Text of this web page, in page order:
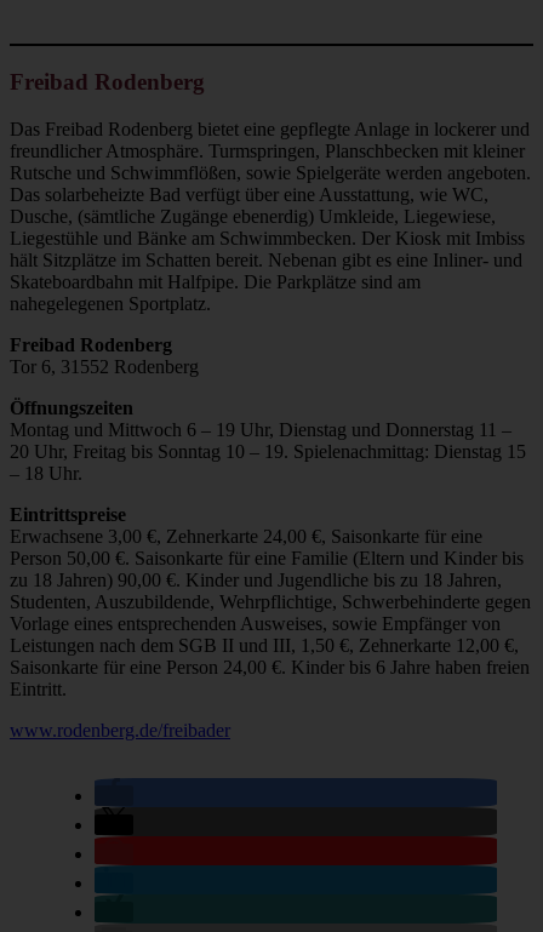
Freibad Rodenberg
Das Freibad Rodenberg bietet eine gepflegte Anlage in lockerer und
freundlicher Atmosphäre. Turmspringen, Planschbecken mit kleiner
Rutsche und Schwimmflößen, sowie Spielgeräte werden angeboten.
Das solarbeheizte Bad verfügt über eine Ausstattung, wie WC,
Dusche, (sämtliche Zugänge ebenerdig) Umkleide, Liegewiese,
Liegestühle und Bänke am Schwimmbecken. Der Kiosk mit Imbiss
hält Sitzplätze im Schatten bereit. Nebenan gibt es eine Inliner- und
Skateboardbahn mit Halfpipe. Die Parkplätze sind am
nahegelegenen Sportplatz.
Freibad Rodenberg
Tor 6, 31552 Rodenberg
Öffnungszeiten
Montag und Mittwoch 6 – 19 Uhr, Dienstag und Donnerstag 11 –
20 Uhr, Freitag bis Sonntag 10 – 19. Spielenachmittag: Dienstag 15
– 18 Uhr.
Eintrittspreise
Erwachsene 3,00 €, Zehnerkarte 24,00 €, Saisonkarte für eine
Person 50,00 €. Saisonkarte für eine Familie (Eltern und Kinder bis
zu 18 Jahren) 90,00 €. Kinder und Jugendliche bis zu 18 Jahren,
Studenten, Auszubildende, Wehrpflichtige, Schwerbehinderte gegen
Vorlage eines entsprechenden Ausweises, sowie Empfänger von
Leistungen nach dem SGB II und III, 1,50 €, Zehnerkarte 12,00 €,
Saisonkarte für eine Person 24,00 €. Kinder bis 6 Jahre haben freien
Eintritt.
www.rodenberg.de/freibader